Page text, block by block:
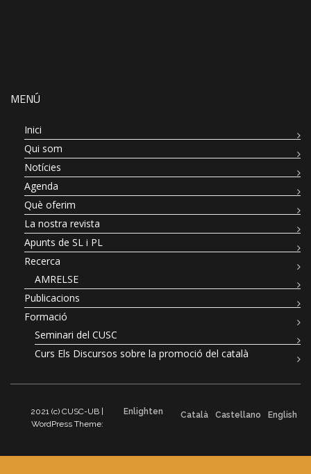
MENÚ
Inici
Qui som
Notícies
Agenda
Què oferim
La nostra revista
Apunts de SL i PL
Recerca
AMRELSE
Publicacions
Formació
Seminari del CUSC
Curs Els Discursos sobre la promoció del català
2021 (c) CUSC-UB |
WordPress Theme:
Enlighten Català Castellano English